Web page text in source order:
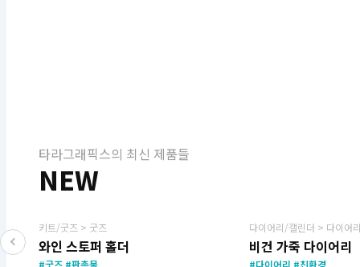
타라그래픽스의 최신 제품들
NEW
키트/굿즈 > 굿즈
와인 스토퍼 홀더
#굿즈 #판촉물
다이어리/캘린더 > 다이어
비건 가죽 다이어리
#다이어리 #친환경